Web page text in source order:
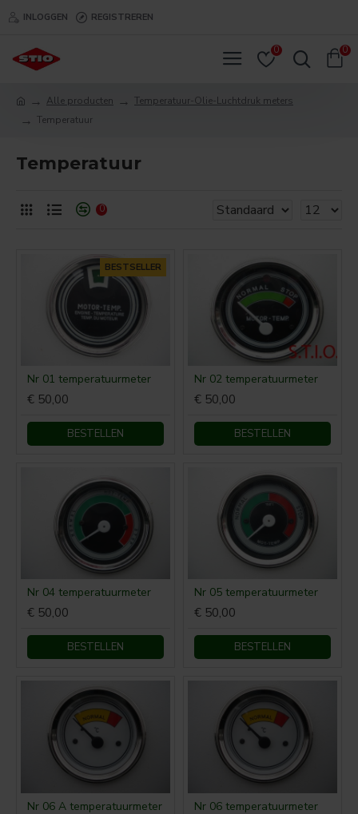
INLOGGEN REGISTREREN
0 0
Alle producten
Temperatuur-Olie-Luchtdruk meters
Temperatuur
Temperatuur
0
BESTSELLER
Nr 01 temperatuurmeter
€ 50,00
BESTELLEN
Nr 02 temperatuurmeter
€ 50,00
BESTELLEN
Nr 04 temperatuurmeter
€ 50,00
BESTELLEN
Nr 05 temperatuurmeter
€ 50,00
BESTELLEN
Nr 06 A temperatuurmeter Nr 06 temperatuurmeter